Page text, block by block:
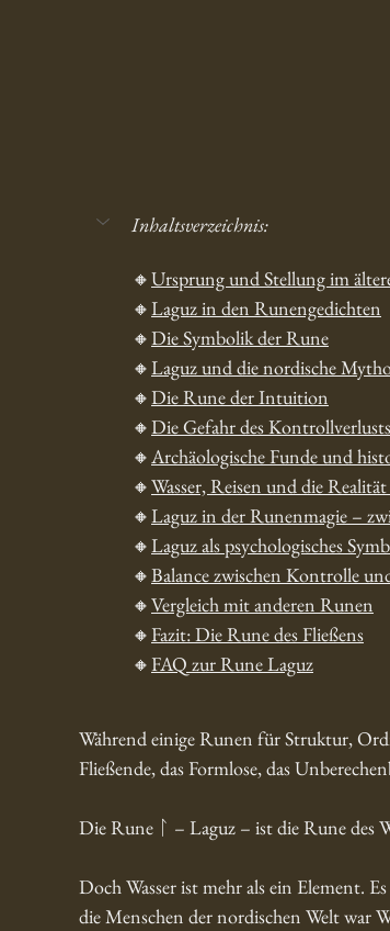
Inhaltsverzeichnis:
🔸Ursprung und Stellung im
🔸Laguz in den Runengedichten
🔸Die Symbolik der Rune
🔸Laguz und die nordische
🔸Die Rune der Intuition
🔸Die Gefahr des Kontrollverlusts
🔸Archäologische Funde und
🔸Wasser, Reisen und die
🔸Laguz in der Runenmagie –
🔸Laguz als psychologisches
🔸Balance zwischen Kontrolle
🔸Vergleich mit anderen Runen
🔸Fazit: Die Rune des Fließens
🔸FAQ zur Rune Laguz
Während einige Runen für Struktur,
Fließende, das Formlose, das
Die Rune ᛚ – Laguz – ist die Rune des
Doch Wasser ist mehr als ein Element.
die Menschen der nordischen Welt war